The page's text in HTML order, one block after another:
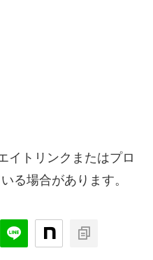
イトリンクまたはプロ
る場合があります。